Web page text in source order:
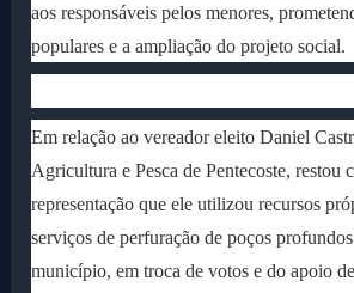
aos responsáveis pelos menores,
populares e a ampliação do projeto social.
Em relação ao vereador eleito Daniel
Agricultura e Pesca de Pentecoste, restou
representação que ele utilizou recursos
serviços de perfuração de poços
município, em troca de votos e do apoio